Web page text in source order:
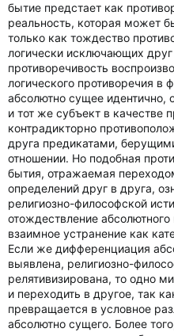
бытие предстает как
реальность, которая может
только как тождество
логически исключающих
противоречивость
логического противоречия в
абсолютно сущее идентично,
и тот же субъект в качестве
контрадикторно
друга предикатами,
отношении. Но подобная
бытия, отражаемая
определений друг в друга,
религиозно-философской
отождествление абсолютного
взаимное устранение как
Если же дифференциация
выявлена, религиозно-
релятивизирована, то одно
и переходить в другое, так
превращается в условное
абсолютно сущего. Более